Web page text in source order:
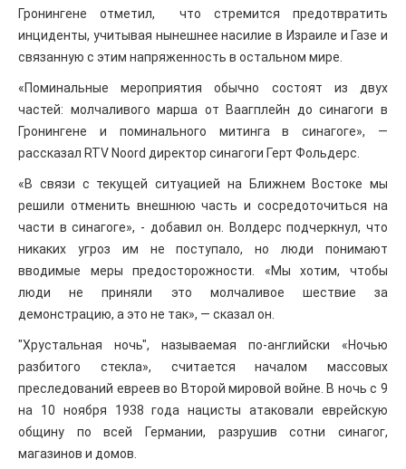
Гронингене отметил, что стремится предотвратить
инциденты, учитывая нынешнее насилие в Израиле и Газе и
связанную с этим напряженность в остальном мире.
«Поминальные мероприятия обычно состоят из двух
частей: молчаливого марша от Ваагплейн до синагоги в
Гронингене и поминального митинга в синагоге», —
рассказал RTV Noord директор синагоги Герт Фольдерс.
«В связи с текущей ситуацией на Ближнем Востоке мы
решили отменить внешнюю часть и сосредоточиться на
части в синагоге», - добавил он. Волдерс подчеркнул, что
никаких угроз им не поступало, но люди понимают
вводимые меры предосторожности. «Мы хотим, чтобы
люди не приняли это молчаливое шествие за
демонстрацию, а это не так», — сказал он.
"Хрустальная ночь", называемая по-английски «Ночью
разбитого стекла», считается началом массовых
преследований евреев во Второй мировой войне. В ночь с 9
на 10 ноября 1938 года нацисты атаковали еврейскую
общину по всей Германии, разрушив сотни синагог,
магазинов и домов.